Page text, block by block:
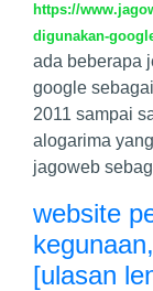
https://
digunakan-
ada beberapa
google
2011 sampai
alogarima
jagoweb
website
[ulasan